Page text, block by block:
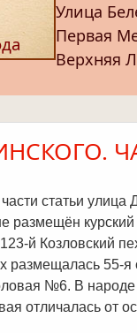
Улица
Первая
Верхняя
статьи
размещён
й Козловский
размещалась 55-
№6. В
отличалась от